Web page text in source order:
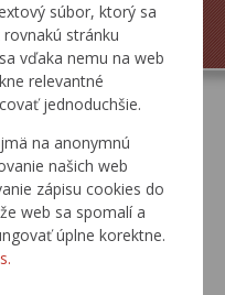
súbor, ktorý sa
stránku
vďaka nemu na web
relevantné
jednoduchšie.
na anonymnú
našich web
zápisu cookies do
web sa spomalí a
úplne korektne.
TLAČOVÉ SPRÁVY